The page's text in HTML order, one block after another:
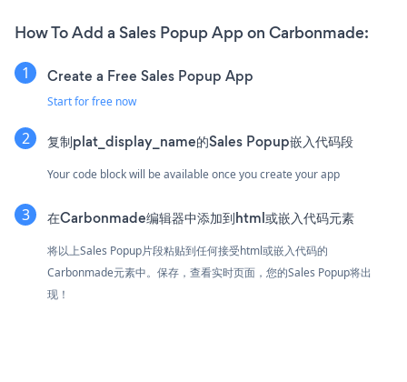
How To Add a Sales Popup App on Carbonmade:
Create a Free Sales Popup App
Start for free now
复制plat_display_name的Sales Popup嵌入代码段
Your code block will be available once you create your app
在Carbonmade编辑器中添加到html或嵌入代码元素
将以上Sales Popup片段粘贴到任何接受html或嵌入代码的
Carbonmade元素中。保存，查看实时页面，您的Sales Popup将出
现！